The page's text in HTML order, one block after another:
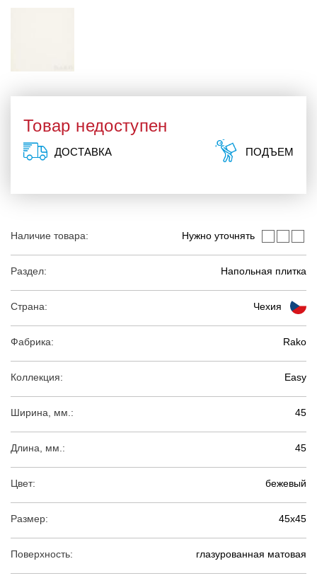
Наличие товара: Нужно уточнять
Раздел: Напольная плитка
Страна: Чехия
Фабрика: Rako
Коллекция: Easy
Ширина, мм.: 45
Длина, мм.: 45
Цвет: бежевый
Размер: 45х45
Поверхность: глазурованная матовая
Товар недоступен
ДОСТАВКА ПОДЪЕМ